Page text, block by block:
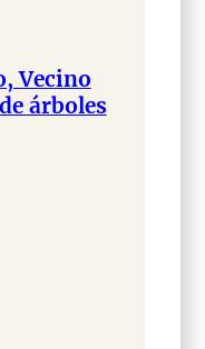
Vecino
árboles